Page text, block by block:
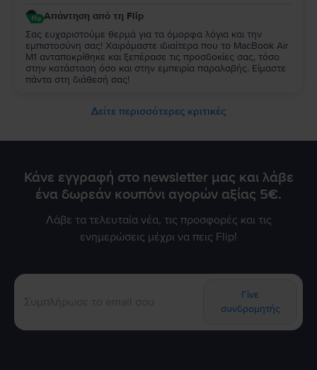
Απάντηση από τη Flip
Σας ευχαριστούμε θερμά για τα όμορφα λόγια και την
εμπιστοσύνη σας! Χαιρόμαστε ιδιαίτερα που το MacBook Air
M1 ανταποκρίθηκε και ξεπέρασε τις προσδοκίες σας, τόσο
στην κατάσταση όσο και στην εμπειρία παραλαβής. Είμαστε
πάντα στη διάθεσή σας!
Δείτε περισσότερες κριτικές
Κάνε εγγραφή στο newsletter μας και λάβε
ένα δωρεάν κουπόνι αγορών αξίας 5€.
Λάβε τα τελευταία νέα, τις προσφορές και τις
ενημερώσεις μέχρι να πεις Flip!
Γίνε
συνδρομητής